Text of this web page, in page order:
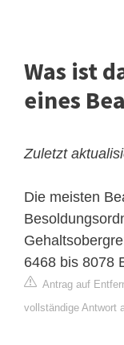
Was ist
eines
Zuletzt
Die meisten
6468 bis 8078
Antrag auf
vollständige Antwort